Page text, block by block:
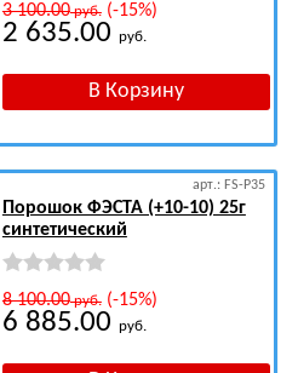
3 100.00руб.(-15%)
2 635.00 руб.
арт.: FS-P35
Порошок ФЭСТА (+10-10) 25г
синтетический
8 100.00руб.(-15%)
6 885.00 руб.